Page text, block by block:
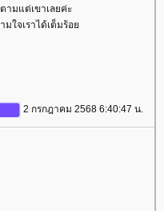
ามแต่เขาเลยค่ะ
มใจเราได้เต็มร้อ
2 กรกฎาคม 2568 6:40:47 น.